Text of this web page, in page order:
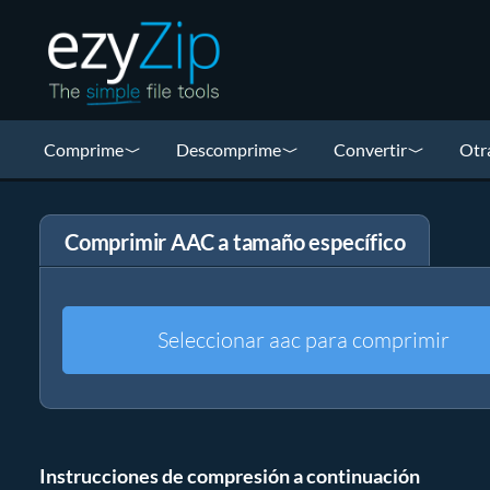
Comprime Descomprime Convertir
Comprimir AAC a tamaño específico
Seleccionar aac para comprimir
Instrucciones de compresión a continuación